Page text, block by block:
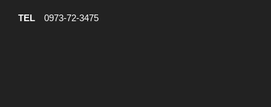
TEL 0973-72-3475